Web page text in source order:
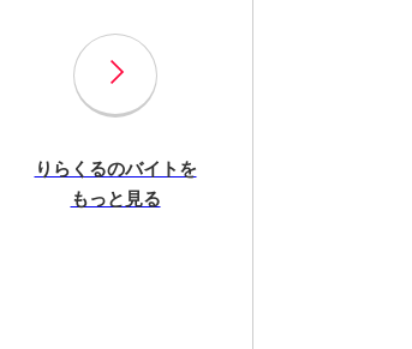
りらくるのバイトを
もっと見る